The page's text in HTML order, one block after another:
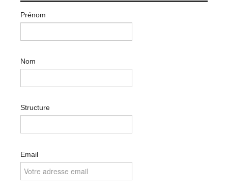
Prénom
Nom
Structure
Email